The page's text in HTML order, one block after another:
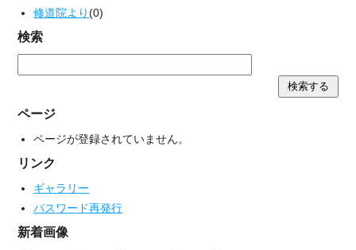
修道院より(0)
検索
ページ
ページが登録されていません。
リンク
ギャラリー
パスワード再発行
新着画像